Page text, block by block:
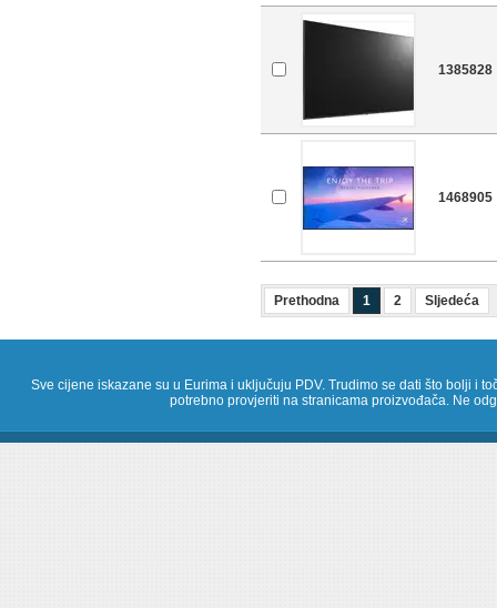
1385828
1468905
Prethodna 1 2 Sljedeća
Sve cijene iskazane su u Eurima i uključuju PDV. Trudimo se dati što bolji i
potrebno provjeriti na stranicama proizvođača. Ne